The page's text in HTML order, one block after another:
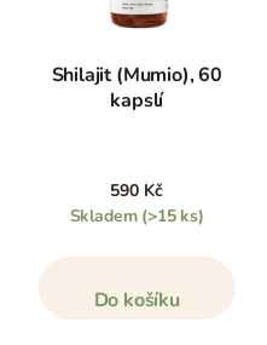
Shilajit (Mumio), 60
kapslí
590 Kč
Skladem (>15 ks)
Do košíku